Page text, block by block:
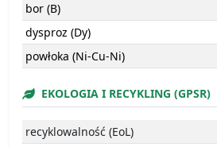
bor (B)
dysproz (Dy)
powłoka (Ni-Cu-Ni)
EKOLOGIA I RECYKLING (GPSR)
recyklowalność (EoL)